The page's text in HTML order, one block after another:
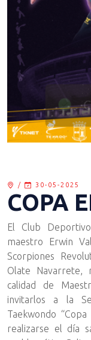
/ 30-05-2025
COPA
El Club
maestro Erwin
Scorpiones
Olate Navarrete,
calidad de
invitarlos a la
Taekwondo
realizarse el día